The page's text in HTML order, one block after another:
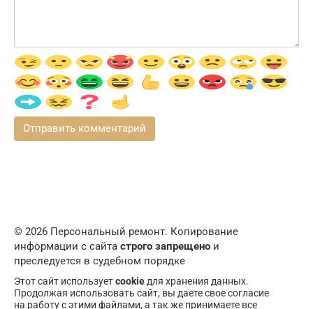
© 2026 Персональный ремонт. Копирование
информации с сайта строго запрещено и
преследуется в судебном порядке
Этот сайт используетcookie для хранения данных.
Продолжая использовать сайт, вы даете свое согласие
на работу с этими файлами, а так же принимаете все